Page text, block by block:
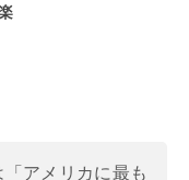
アメリカに最も